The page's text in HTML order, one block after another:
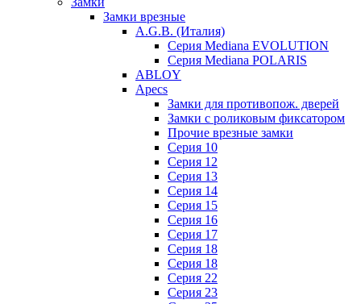
Замки врезные
A.G.B. (Италия)
Серия Mediana EVOLUTION
Серия Mediana POLARIS
ABLOY
Apecs
Замки для противопож. дверей
Замки с роликовым фиксатором
Прочие врезные замки
Серия 10
Серия 12
Серия 13
Серия 14
Серия 15
Серия 16
Серия 17
Серия 18
Серия 18
Серия 22
Серия 23